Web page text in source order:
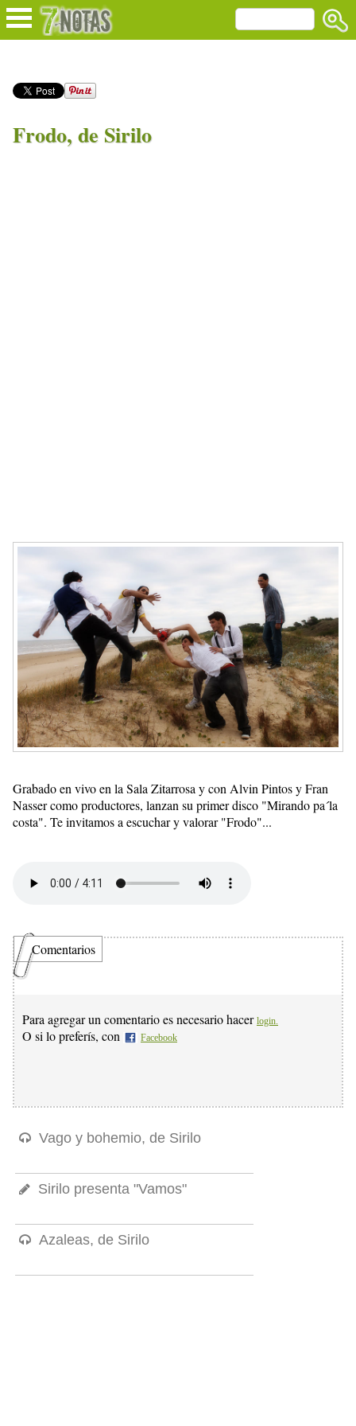
Frodo, de Sirilo
Grabado en vivo en la Sala Zitarrosa y con Alvin Pintos y Fran
Nasser como productores, lanzan su primer disco "Mirando pa´la
costa". Te invitamos a escuchar y valorar "Frodo"...
Comentarios
Para agregar un comentario es necesario hacer login.
O si lo preferís, con Facebook
Vago y bohemio, de Sirilo
Sirilo presenta "Vamos"
Azaleas, de Sirilo